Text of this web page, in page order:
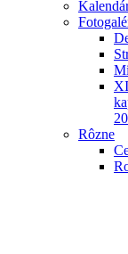
Rôzne